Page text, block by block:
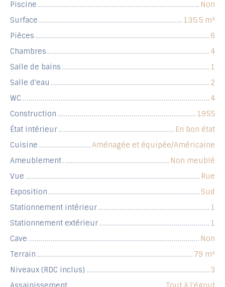
Piscine
Non
Surface
135.5 m²
Pièces
6
Chambres
4
Salle de bains
1
Salle d'eau
2
WC
4
Construction
1955
État intérieur
En bon état
Cuisine
Aménagée et équipée/Américaine
Ameublement
Non meublé
Vue
Rue
Exposition
Sud
Stationnement intérieur
1
Stationnement extérieur
1
Cave
Non
Terrain
79 m²
Niveaux (RDC inclus)
3